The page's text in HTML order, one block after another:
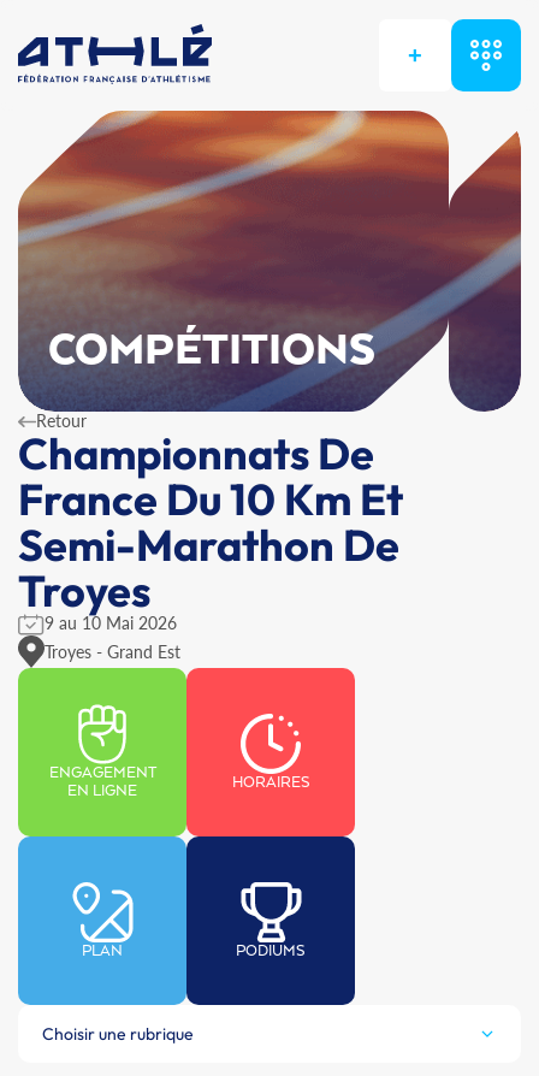
+
COMPÉTITIONS
Retour
Championnats De
France Du 10 Km Et
Semi-Marathon De
Troyes
9 au 10 Mai 2026
Troyes - Grand Est
ENGAGEMENT
EN LIGNE
HORAIRES
PLAN PODIUMS
Choisir une rubrique